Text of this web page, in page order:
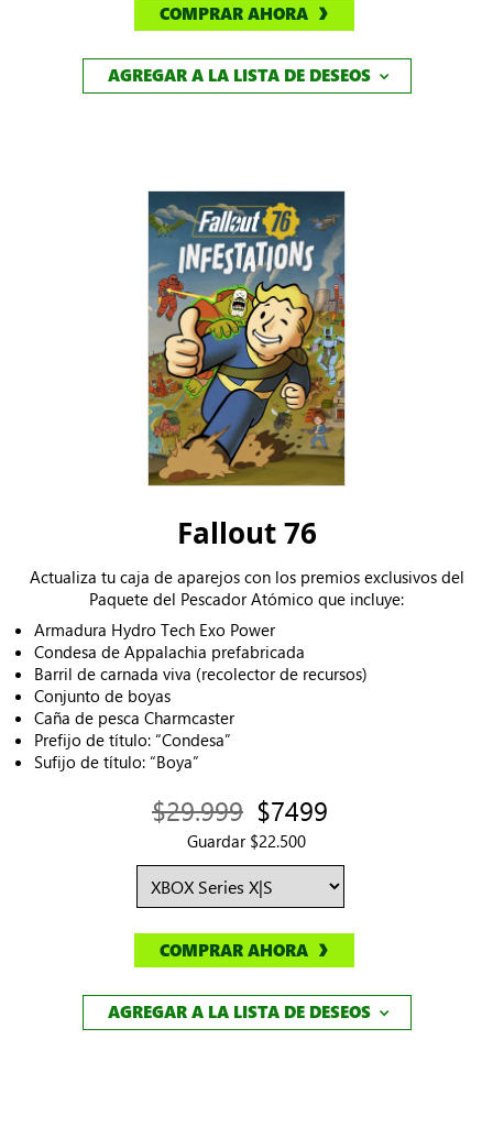
COMPRAR AHORA
AGREGAR A LA LISTA DE DESEOS
Fallout 76
Actualiza tu caja de aparejos con los premios exclusivos del
Paquete del Pescador Atómico que incluye:
Armadura Hydro Tech Exo Power
Condesa de Appalachia prefabricada
Barril de carnada viva (recolector de recursos)
Conjunto de boyas
Caña de pesca Charmcaster
Prefijo de título: “Condesa”
Sufijo de título: “Boya”
$29.999 $7499
Guardar $22.500
COMPRAR AHORA
AGREGAR A LA LISTA DE DESEOS